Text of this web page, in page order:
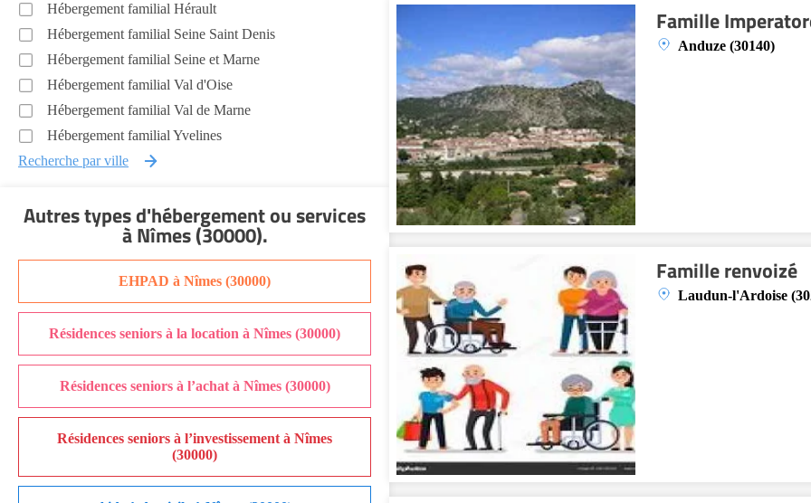
Famille
Anduze (30140)
Famille renvoizé
Laudun-l'Ardoise
Hébergement familial Hérault
Hébergement familial Seine Saint Denis
Hébergement familial Seine et Marne
Hébergement familial Val d'Oise
Hébergement familial Val de Marne
Hébergement familial Yvelines
Recherche par ville
Autres types d'hébergement ou services
à Nîmes (30000).
EHPAD à Nîmes (30000)
Résidences seniors à la location à Nîmes (30000)
Résidences seniors à l’achat à Nîmes (30000)
Résidences seniors à l’investissement à Nîmes
(30000)